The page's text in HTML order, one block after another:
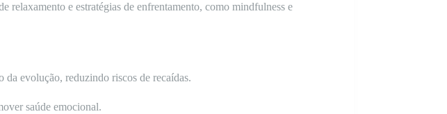
relaxamento e estratégias de enfrentamento, como mindfulness e
da evolução, reduzindo riscos de recaídas.
saúde emocional.